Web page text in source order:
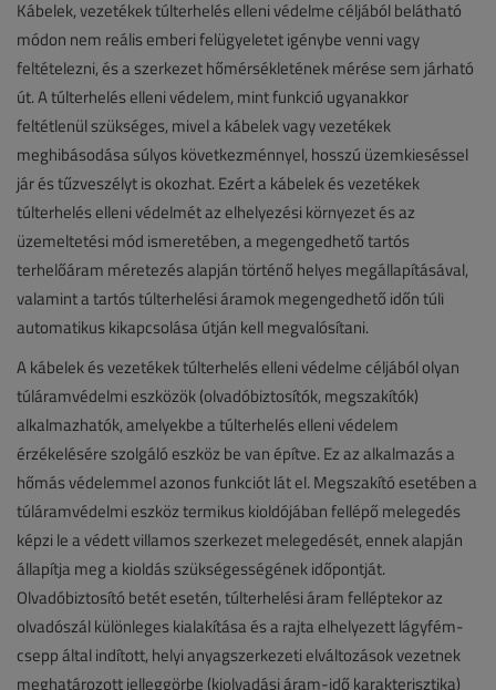
Kábelek, vezetékek túlterhelés elleni védelme céljából belátható
módon nem reális emberi felügyeletet igénybe venni vagy
feltételezni, és a szerkezet hőmérsékletének mérése sem járható
út. A túlterhelés elleni védelem, mint funkció ugyanakkor
feltétlenül szükséges, mivel a kábelek vagy vezetékek
meghibásodása súlyos következménnyel, hosszú üzemkieséssel
jár és tűzveszélyt is okozhat. Ezért a kábelek és vezetékek
túlterhelés elleni védelmét az elhelyezési környezet és az
üzemeltetési mód ismeretében, a megengedhető tartós
terhelőáram méretezés alapján történő helyes megállapításával,
valamint a tartós túlterhelési áramok megengedhető időn túli
automatikus kikapcsolása útján kell megvalósítani.
A kábelek és vezetékek túlterhelés elleni védelme céljából olyan
túláramvédelmi eszközök (olvadóbiztosítók, megszakítók)
alkalmazhatók, amelyekbe a túlterhelés elleni védelem
érzékelésére szolgáló eszköz be van építve. Ez az alkalmazás a
hőmás védelemmel azonos funkciót lát el. Megszakító esetében a
túláramvédelmi eszköz termikus kioldójában fellépő melegedés
képzi le a védett villamos szerkezet melegedését, ennek alapján
állapítja meg a kioldás szükségességének időpontját.
Olvadóbiztosító betét esetén, túlterhelési áram felléptekor az
olvadószál különleges kialakítása és a rajta elhelyezett lágyfém-
csepp által indított, helyi anyagszerkezeti elváltozások vezetnek
meghatározott jelleggörbe (kiolvadási áram-idő karakterisztika)